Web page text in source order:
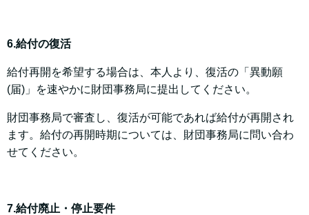
6.給付の復活
給付再開を希望する場合は、本人より、復活の「異動願
(届)」を速やかに財団事務局に提出してください。
財団事務局で審査し、復活が可能であれば給付が再開され
ます。給付の再開時期については、財団事務局に問い合わ
せてください。
7.給付廃止・停止要件